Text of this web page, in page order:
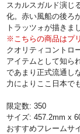
スカルスガルド演じ
化。赤い風船の後ろ
トラッツォが描きま
※こちらの商品はプ
クオリティコントロ
アイテムとして知ら
であまり正式流通し
力によりここ日本で
限定数: 350
サイズ: 457.2mm x
おすすめフレームサ